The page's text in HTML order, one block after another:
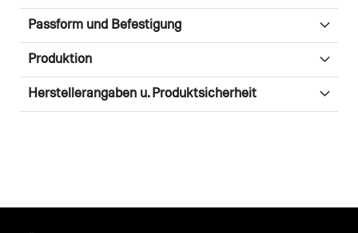
Passform und Befestigung
Produktion
Herstellerangaben u. Produktsicherheit